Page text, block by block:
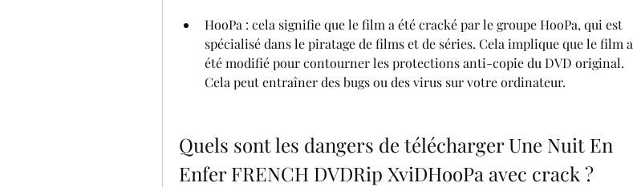
HooPa : cela signifie que le film a été cracké par le groupe HooPa, qui est
spécialisé dans le piratage de films et de séries. Cela implique que le film a
été modifié pour contourner les protections anti-copie du DVD original.
Cela peut entraîner des bugs ou des virus sur votre ordinateur.
Quels sont les dangers de télécharger Une Nuit En
Enfer FRENCH DVDRip XviDHooPa avec crack ?